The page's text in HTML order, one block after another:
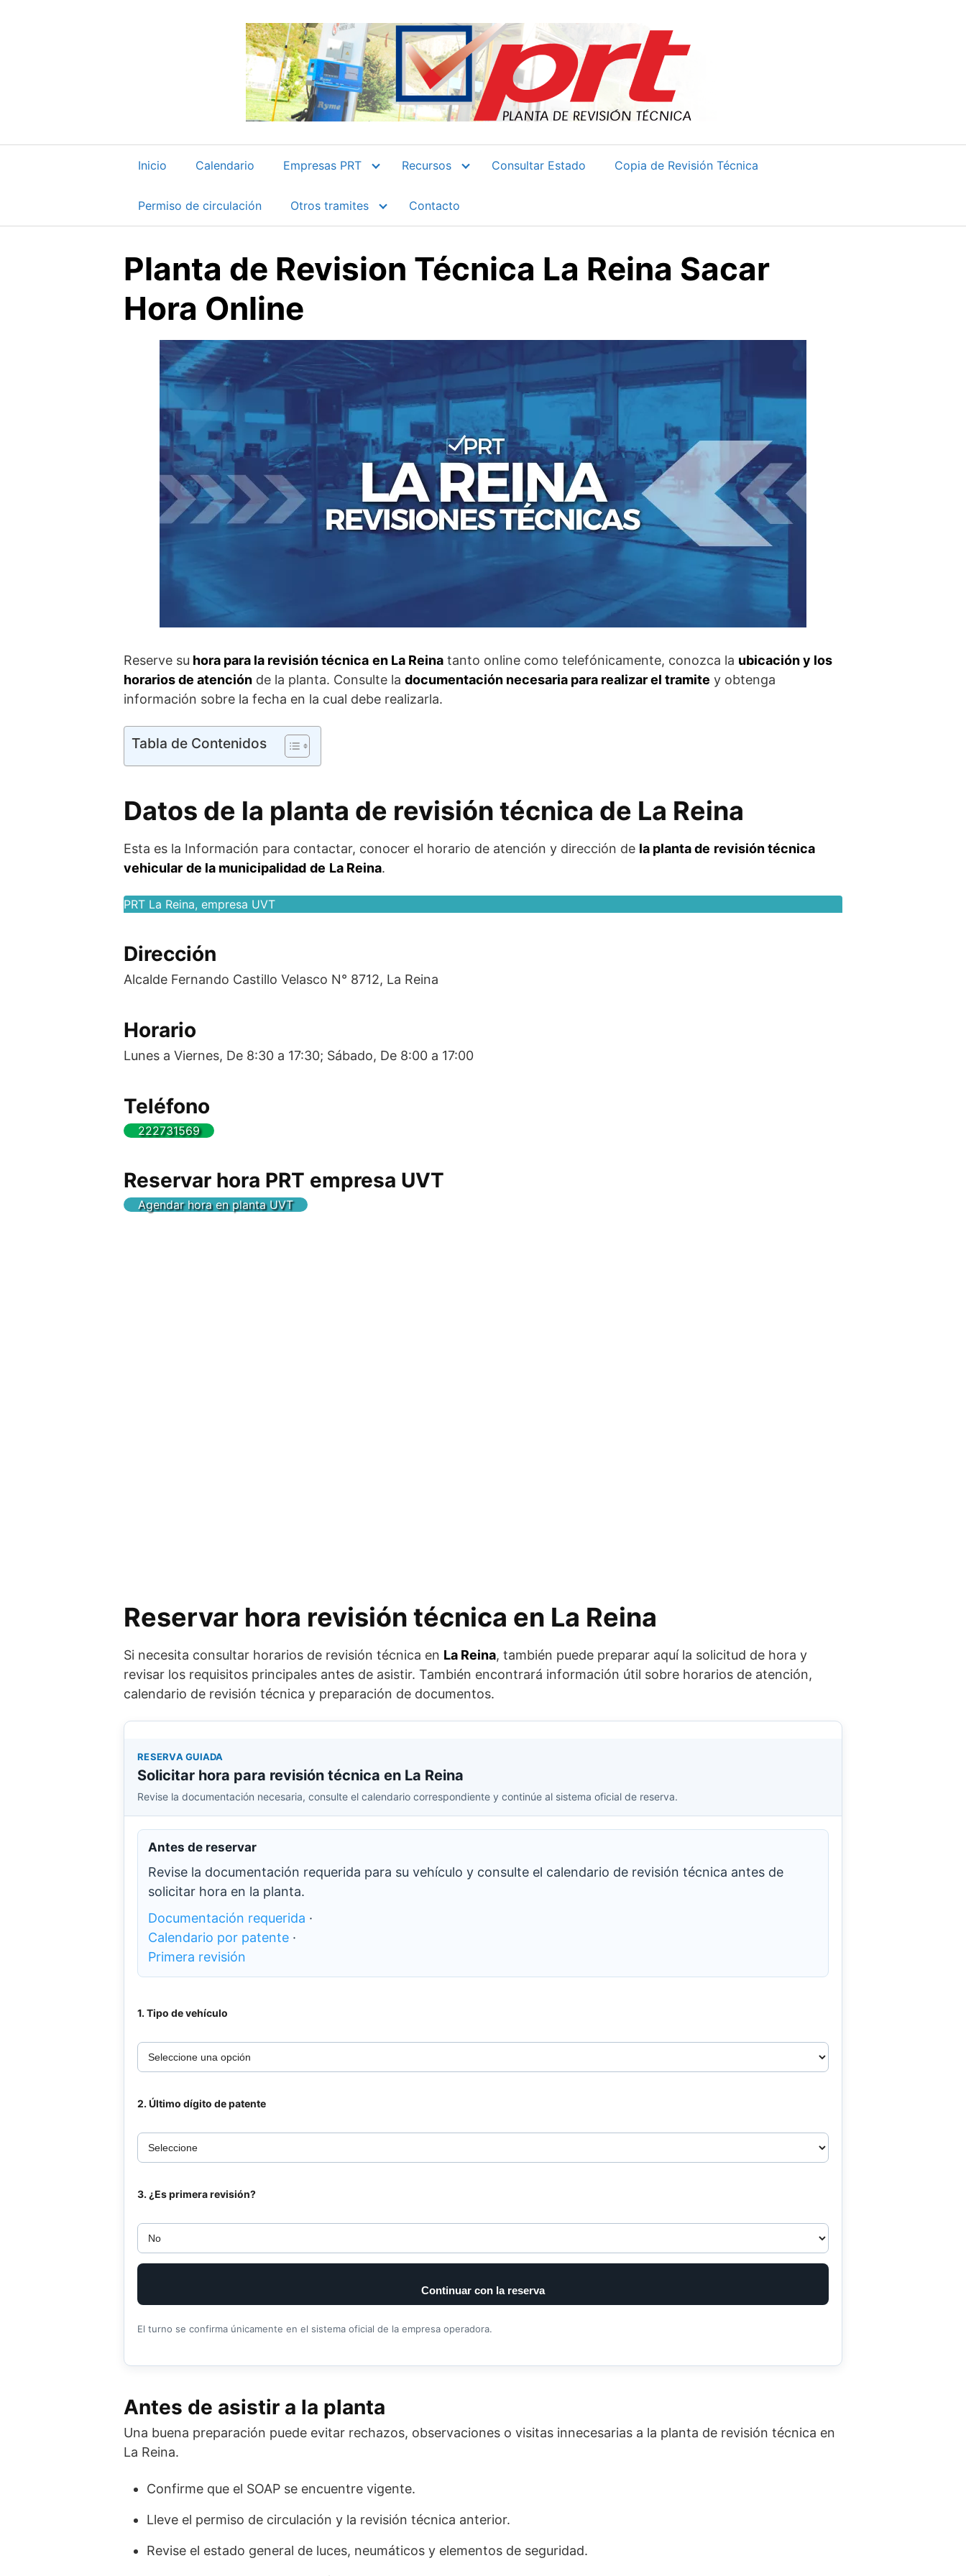
Inicio Calendario Empresas PRT Recursos Consultar Estado Copia de Revisión Técnica
Permiso de circulación Otros tramites Contacto
Planta de Revision Técnica La Reina Sacar
Hora Online
Reserve su hora para la revisión técnica en La Reina tanto online como telefónicamente, conozca la ubicación y los
horarios de atención de la planta. Consulte la documentación necesaria para realizar el tramite y obtenga
información sobre la fecha en la cual debe realizarla.
Tabla de Contenidos
Datos de la planta de revisión técnica de La Reina
Esta es la Información para contactar, conocer el horario de atención y dirección de la plantade revisión técnica
vehicular de la municipalidad de La Reina.
PRT La Reina, empresa UVT
Dirección
Alcalde Fernando Castillo Velasco N° 8712, La Reina
Horario
Lunes a Viernes, De 8:30 a 17:30; Sábado, De 8:00 a 17:00
Teléfono
222731569
Reservar hora PRT empresa UVT
Agendar hora en planta UVT
Reservar hora revisión técnica en La Reina
Si necesita consultar horarios de revisión técnica en La Reina, también puede preparar aquí la solicitud de hora y
revisar los requisitos principales antes de asistir. También encontrará información útil sobre horarios de atención,
calendario de revisión técnica y preparación de documentos.
RESERVA GUIADA
Solicitar hora para revisión técnica en La Reina
Revise la documentación necesaria, consulte el calendario correspondiente y continúe al sistema oficial de reserva.
Antes de reservar
Revise la documentación requerida para su vehículo y consulte el calendario de revisión técnica antes de
solicitar hora en la planta.
Documentación requerida ·
Calendario por patente ·
Primera revisión
1. Tipo de vehículo
2. Último dígito de patente
3. ¿Es primera revisión?
Continuar con la reserva
El turno se confirma únicamente en el sistema oficial de la empresa operadora.
Antes de asistir a la planta
Una buena preparación puede evitar rechazos, observaciones o visitas innecesarias a la planta de revisión técnica en
La Reina.
Confirme que el SOAP se encuentre vigente.
Lleve el permiso de circulación y la revisión técnica anterior.
Revise el estado general de luces, neumáticos y elementos de seguridad.